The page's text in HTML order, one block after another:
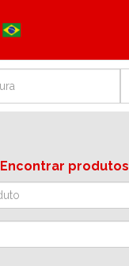
Encontrar produtos